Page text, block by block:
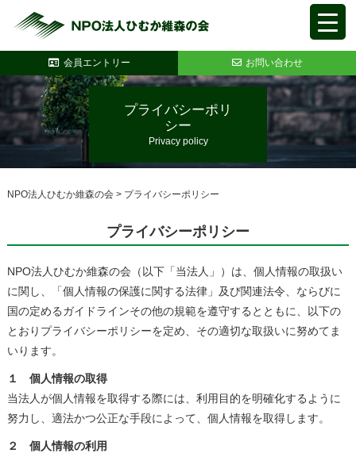
会員エントリー お問い合わせ
プライバシーポリ
シー
Privacy policy
NPO法人ひむか維森の会> プライバシーポリシー
プライバシーポリシー
NPO法人ひむか維森の会（以下「当法人」）は、個人情報の取扱い
に関し、「個人情報の保護に関する法律」及び関連法令、ならびに
国の定めるガイドラインその他の規範を遵守するとともに、以下の
とおりプライバシーポリシーを定め、その適切な取扱いに努めてま
いります。
１ 個人情報の取得
当法人が個人情報を取得する際には、利用目的を明確化するように
努力し、適法かつ公正な手段によって、個人情報を取得します。
２ 個人情報の利用